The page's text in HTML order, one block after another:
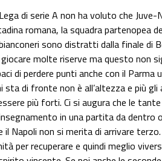
di serie A non ha voluto che Juve-
romana, la squadra partenopea
sono distratti dalla finale di
molte riserve ma questo non
di perdere punti anche con il Parma
di fronte non è all’altezza e più gli
più forti. Ci si augura che le
in una partita da dentro
il Napoli non si merita di arrivare
per recuperare e quindi meglio